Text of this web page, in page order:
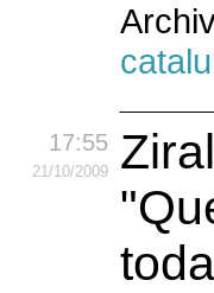
17:55
21/10/2009